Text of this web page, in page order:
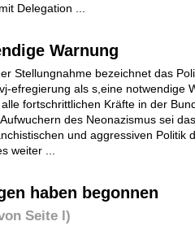
Delegation ...
Warnung
Stellungnahme bezeichnet das
efregierung als s,eine notwendige
fortschrittlichen Kräfte in der
des Neonazismus sei
und aggressiven Politik
weiter ...
haben begonnen
Seite l)